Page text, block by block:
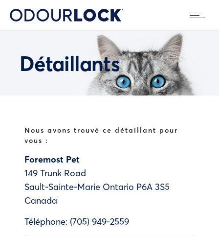
Détaillants
Nous avons trouvé ce détaillant pour
vous :
Foremost Pet
149 Trunk Road
Sault-Sainte-Marie Ontario P6A 3S5
Canada
Téléphone: (705) 949-2559